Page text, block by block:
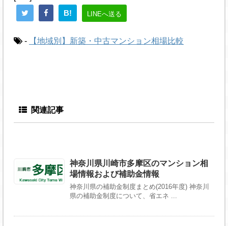
B!
LINEへ送る
- 【地域別】新築・中古マンション相場比較
関連記事
神奈川県川崎市多摩区のマンション相
場情報および補助金情報
神奈川県の補助金制度まとめ(2016年度) 神奈川
県の補助金制度について、省エネ ...